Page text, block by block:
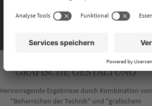
GRAFISCHE GESTALTUNG
Hervorragende Ergebnisse durch Kombination von
"Beherrschen der Technik" und "grafischem